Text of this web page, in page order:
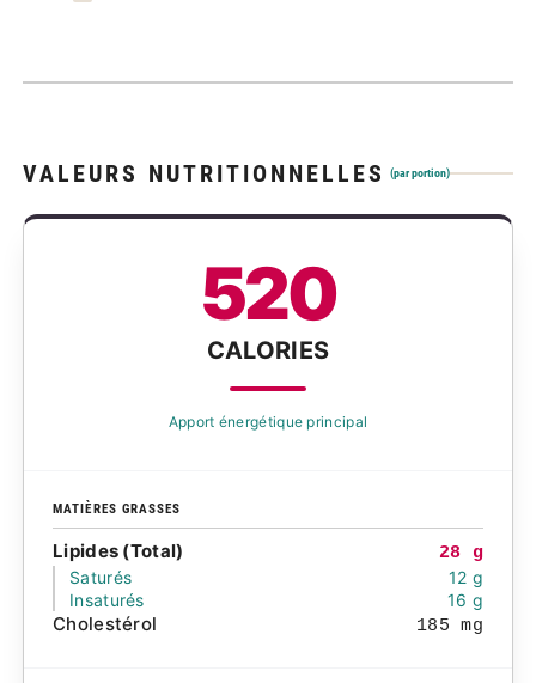
VALEURS NUTRITIONNELLES (par portion)
520
CALORIES
Apport énergétique principal
MATIÈRES GRASSES
Lipides (Total)
28 g
Saturés
12 g
Insaturés
16 g
Cholestérol 185 mg